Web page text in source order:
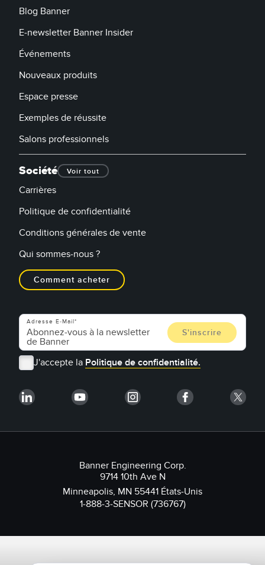
Blog Banner
E-newsletter Banner Insider
Événements
Nouveaux produits
Espace presse
Exemples de réussite
Salons professionnels
Société Voir tout
Carrières
Politique de confidentialité
Conditions générales de vente
Qui sommes-nous ?
Comment acheter
Adresse E-Mail
J'accepte la Politique de confidentialité.
Banner Engineering Corp.
9714 10th Ave N
Minneapolis, MN 55441 États-Unis
1-888-3-SENSOR (736767)